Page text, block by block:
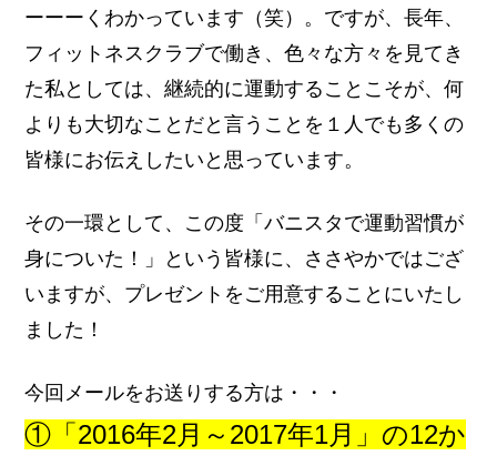
ーーーくわかっています（笑）。ですが、長年、
フィットネスクラブで働き、色々な方々を見てき
た私としては、継続的に運動することこそが、何
よりも大切なことだと言うことを１人でも多くの
皆様にお伝えしたいと思っています。
その一環として、この度「バニスタで運動習慣が
身についた！」という皆様に、ささやかではござ
いますが、プレゼントをご用意することにいたし
ました！
今回メールをお送りする方は・・・
①「2016年2月～2017年1月」の12か